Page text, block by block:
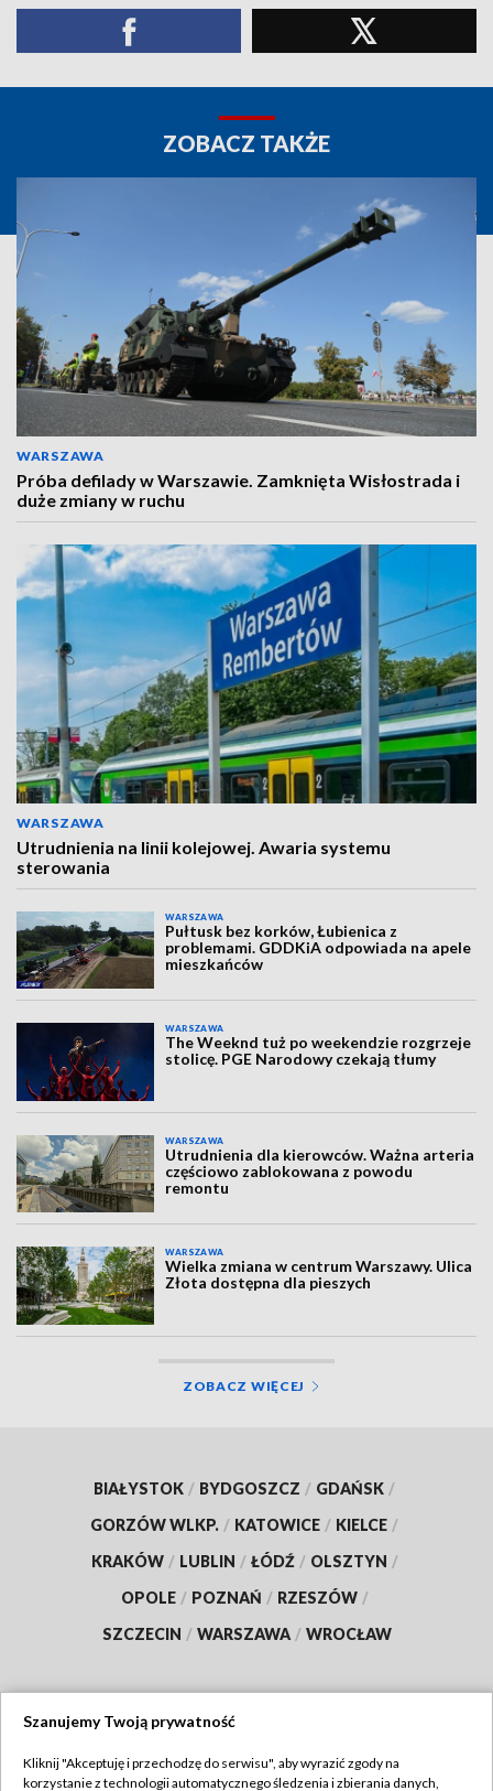
ZOBACZ TAKŻE
WARSZAWA
Próba defilady w Warszawie. Zamknięta Wisłostrada i
duże zmiany w ruchu
WARSZAWA
Utrudnienia na linii kolejowej. Awaria systemu
sterowania
WARSZAWA
Pułtusk bez korków, Łubienica z
problemami. GDDKiA odpowiada na apele
mieszkańców
WARSZAWA
The Weeknd tuż po weekendzie rozgrzeje
stolicę. PGE Narodowy czekają tłumy
WARSZAWA
Utrudnienia dla kierowców. Ważna arteria
częściowo zablokowana z powodu
remontu
WARSZAWA
Wielka zmiana w centrum Warszawy. Ulica
Złota dostępna dla pieszych
ZOBACZ WIĘCEJ
BIAŁYSTOK / BYDGOSZCZ / GDAŃSK /
GORZÓW WLKP. / KATOWICE / KIELCE /
KRAKÓW / LUBLIN / ŁÓDŹ / OLSZTYN /
OPOLE / POZNAŃ / RZESZÓW /
SZCZECIN / WARSZAWA / WROCŁAW
Szanujemy Twoją prywatność
Kliknij "Akceptuję i przechodzę do serwisu", aby wyrazić zgody na
korzystanie z technologii automatycznego śledzenia i zbierania danych,